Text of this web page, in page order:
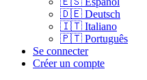
🇩🇪 Deutsch
🇮🇹 Italiano
🇵🇹 Português
Se connecter
Créer un compte